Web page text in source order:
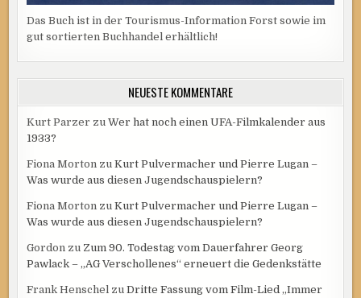
Das Buch ist in der Tourismus-Information Forst sowie im
gut sortierten Buchhandel erhältlich!
NEUESTE KOMMENTARE
Kurt Parzer zuWer hat noch einen UFA-Filmkalender aus
1933?
Fiona Morton zuKurt Pulvermacher und Pierre Lugan –
Was wurde aus diesen Jugendschauspielern?
Fiona Morton zuKurt Pulvermacher und Pierre Lugan –
Was wurde aus diesen Jugendschauspielern?
Gordon zu Zum 90. Todestag vom Dauerfahrer Georg
Pawlack – „AG Verschollenes“ erneuert die Gedenkstätte
Frank Henschel zuDritte Fassung vom Film-Lied „Immer